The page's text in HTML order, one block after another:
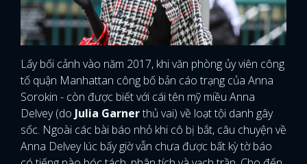
Lấy bối cảnh vào năm 2017, khi văn phòng ủy viên công
tố quận Manhattan công bố bản cáo trạng của Anna
Sorokin - còn được biết với cái tên mỹ miều Anna
Delvey (do Julia Garnerthủ vai) về loạt tội danh gây
sốc. Ngoài các bài báo nhỏ khi cô bị bắt, câu chuyện về
Anna Delvey lúc bấy giờ vẫn chưa được bất kỳ tờ báo